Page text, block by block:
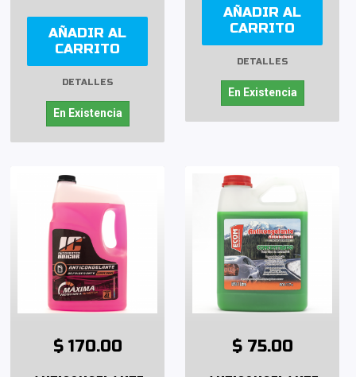
AÑADIR AL
CARRITO
DETALLES
En Existencia
AÑADIR AL
CARRITO
DETALLES
En Existencia
$ 170.00 $ 75.00